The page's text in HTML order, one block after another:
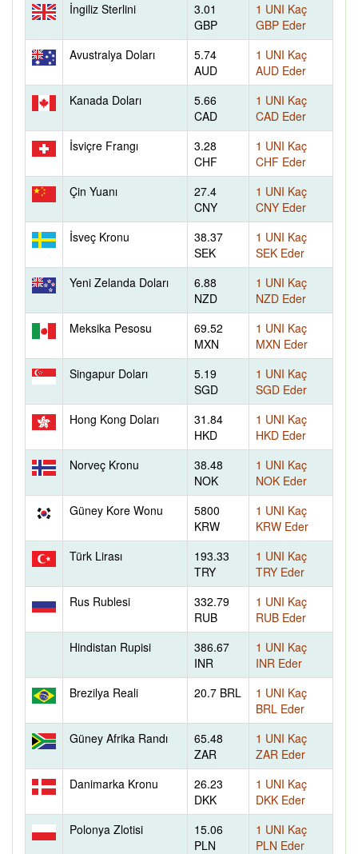
İngiliz Sterlini
3.01
GBP
1 UNI Kaç
GBP Eder
Avustralya Doları
5.74
AUD
1 UNI Kaç
AUD Eder
Kanada Doları
5.66
CAD
1 UNI Kaç
CAD Eder
İsviçre Frangı
3.28
CHF
1 UNI Kaç
CHF Eder
Çin Yuanı
27.4
CNY
1 UNI Kaç
CNY Eder
İsveç Kronu
38.37
SEK
1 UNI Kaç
SEK Eder
Yeni Zelanda Doları
6.88
NZD
1 UNI Kaç
NZD Eder
Meksika Pesosu
69.52
MXN
1 UNI Kaç
MXN Eder
Singapur Doları
5.19
SGD
1 UNI Kaç
SGD Eder
Hong Kong Doları
31.84
HKD
1 UNI Kaç
HKD Eder
Norveç Kronu
38.48
NOK
1 UNI Kaç
NOK Eder
Güney Kore Wonu
5800
KRW
1 UNI Kaç
KRW Eder
Türk Lirası
193.33
TRY
1 UNI Kaç
TRY Eder
Rus Rublesi
332.79
RUB
1 UNI Kaç
RUB Eder
Hindistan Rupisi
386.67
INR
1 UNI Kaç
INR Eder
Brezilya Reali
20.7 BRL
1 UNI Kaç
BRL Eder
Güney Afrika Randı
65.48
ZAR
1 UNI Kaç
ZAR Eder
Danimarka Kronu
26.23
DKK
1 UNI Kaç
DKK Eder
Polonya Zlotisi
15.06
PLN
1 UNI Kaç
PLN Eder